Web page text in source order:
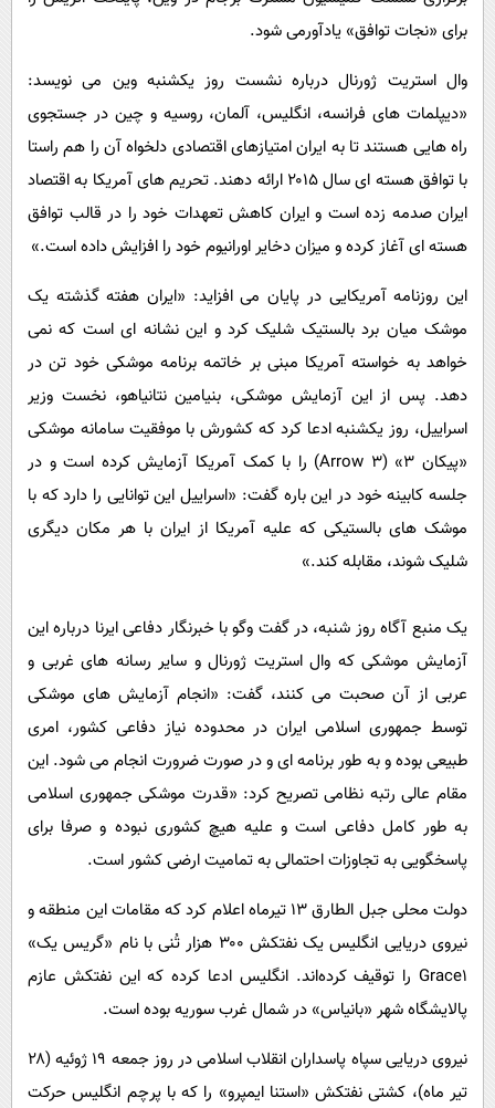
برای «نجات توافق» یادآورمی شود.
وال استریت ژورنال درباره نشست روز یکشنبه وین می نویسد:
«دیپلمات های فرانسه، انگلیس، آلمان، روسیه و چین در جستجوی
راه هایی هستند تا به ایران امتیازهای اقتصادی دلخواه آن را هم راستا
با توافق هسته ای سال ۲۰۱۵ ارائه دهند. تحریم های آمریکا به اقتصاد
ایران صدمه زده است و ایران کاهش تعهدات خود را در قالب توافق
هسته ای آغاز کرده و میزان دخایر اورانیوم خود را افزایش داده است.»
این روزنامه آمریکایی در پایان می افزاید: «ایران هفته گذشته یک
موشک میان برد بالستیک شلیک کرد و این نشانه ای است که نمی
خواهد به خواسته آمریکا مبنی بر خاتمه برنامه موشکی خود تن در
دهد. پس از این آزمایش موشکی، بنیامین نتانیاهو، نخست وزیر
اسراییل، روز یکشنبه ادعا کرد که کشورش با موفقیت سامانه موشکی
«پیکان ۳» (Arrow ۳) را با کمک آمریکا آزمایش کرده است و در
جلسه کابینه خود در این باره گفت: «اسراییل این توانایی را دارد که با
موشک های بالستیکی که علیه آمریکا از ایران با هر مکان دیگری
شلیک شوند، مقابله کند.»
یک منبع آگاه روز شنبه، در گفت وگو با خبرنگار دفاعی ایرنا درباره این
آزمایش موشکی که وال استریت ژورنال و سایر رسانه های غربی و
عربی از آن صحبت می کنند، گفت: «انجام آزمایش های موشکی
توسط جمهوری اسلامی ایران در محدوده نیاز دفاعی کشور، امری
طبیعی بوده و به طور برنامه ای و در صورت ضرورت انجام می شود. این
مقام عالی رتبه نظامی تصریح کرد: «قدرت موشکی جمهوری اسلامی
به طور کامل دفاعی است و علیه هیچ کشوری نبوده و صرفا برای
پاسخگویی به تجاوزات احتمالی به تمامیت ارضی کشور است.
دولت محلی جبل الطارق ۱۳ تیرماه اعلام کرد که مقامات این منطقه و
نیروی دریایی انگلیس یک نفتکش ۳۰۰ هزار تُنی با نام «گریس یک»
Grace۱ را توقیف کرده‌اند. انگلیس ادعا کرده که این نفتکش عازم
پالایشگاه شهر «بانیاس» در شمال غرب سوریه بوده است.
نیروی دریایی سپاه پاسداران انقلاب اسلامی در روز جمعه ۱۹ ژوئیه (۲۸
تیر ماه)، کشتی نفتکش «استنا ایمپرو» را که با پرچم انگلیس حرکت